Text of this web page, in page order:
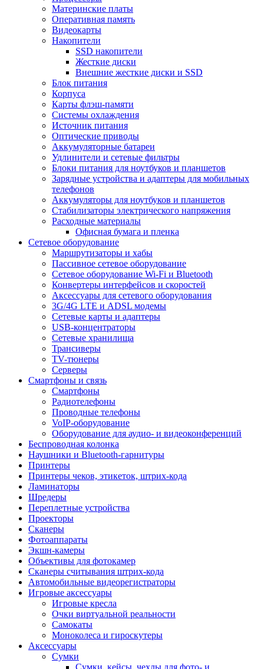
Материнские платы
Оперативная память
Видеокарты
Накопители
SSD накопители
Жесткие диски
Внешние жесткие диски и SSD
Блок питания
Корпуса
Карты флэш-памяти
Системы охлаждения
Источник питания
Оптические приводы
Аккумуляторные батареи
Удлинители и сетевые фильтры
Блоки питания для ноутбуков и планшетов
Зарядные устройства и адаптеры для мобильных
телефонов
Аккумуляторы для ноутбуков и планшетов
Стабилизаторы электрического напряжения
Расходные материалы
Офисная бумага и пленка
Сетевое оборудование
Маршрутизаторы и хабы
Пассивное сетевое оборудование
Сетевое оборудование Wi-Fi и Bluetooth
Конвертеры интерфейсов и скоростей
Аксессуары для сетевого оборудования
3G/4G LTE и ADSL модемы
Сетевые карты и адаптеры
USB-концентраторы
Сетевые хранилища
Трансиверы
TV-тюнеры
Серверы
Смартфоны и связь
Смартфоны
Радиотелефоны
Проводные телефоны
VoIP-оборудование
Оборудование для аудио- и видеоконференций
Беспроводная колонка
Наушники и Bluetooth-гарнитуры
Принтеры
Принтеры чеков, этикеток, штрих-кода
Ламинаторы
Шредеры
Переплетные устройства
Проекторы
Сканеры
Фотоаппараты
Экшн-камеры
Объективы для фотокамер
Сканеры считывания штрих-кода
Автомобильные видеорегистраторы
Игровые аксессуары
Игровые кресла
Очки виртуальной реальности
Самокаты
Моноколеса и гироскутеры
Аксессуары
Сумки
Сумки, кейсы, чехлы для фото- и